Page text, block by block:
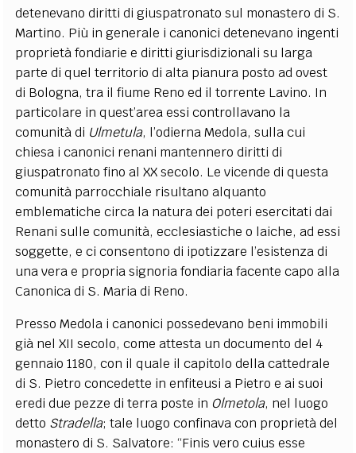
detenevano diritti di giuspatronato sul monastero di S.
Martino. Più in generale i canonici detenevano ingenti
proprietà fondiarie e diritti giurisdizionali su larga
parte di quel territorio di alta pianura posto ad ovest
di Bologna, tra il fiume Reno ed il torrente Lavino. In
particolare in quest’area essi controllavano la
comunità di Ulmetula, l’odierna Medola, sulla cui
chiesa i canonici renani mantennero diritti di
giuspatronato fino al XX secolo. Le vicende di questa
comunità parrocchiale risultano alquanto
emblematiche circa la natura dei poteri esercitati dai
Renani sulle comunità, ecclesiastiche o laiche, ad essi
soggette, e ci consentono di ipotizzare l’esistenza di
una vera e propria signoria fondiaria facente capo alla
Canonica di S. Maria di Reno.
Presso Medola i canonici possedevano beni immobili
già nel XII secolo, come attesta un documento del 4
gennaio 1180, con il quale il capitolo della cattedrale
di S. Pietro concedette in enfiteusi a Pietro e ai suoi
eredi due pezze di terra poste in Olmetola, nel luogo
detto Stradella; tale luogo confinava con proprietà del
monastero di S. Salvatore:“Finis vero cuius esse